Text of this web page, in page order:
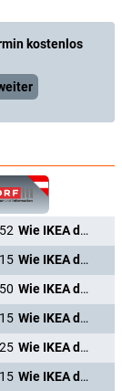
kostenlos
Wie IKEA den Planeten plündert
Wie IKEA den Planeten plündert
Wie IKEA den Planeten plündert
Wie IKEA den Planeten plündert
Wie IKEA den Planeten plündert
Wie IKEA den Planeten plündert